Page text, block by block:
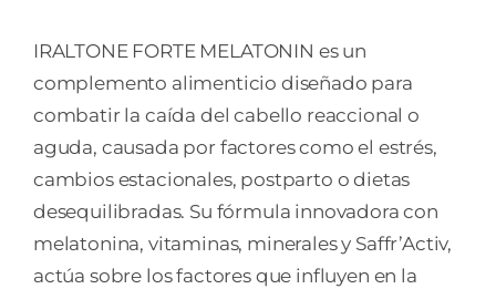
IRALTONE FORTE MELATONIN es un
complemento alimenticio diseñado para
combatir la caída del cabello reaccional o
aguda, causada por factores como el estrés,
cambios estacionales, postparto o dietas
desequilibradas. Su fórmula innovadora con
melatonina, vitaminas, minerales y Saffr’Activ,
actúa sobre los factores que influyen en la